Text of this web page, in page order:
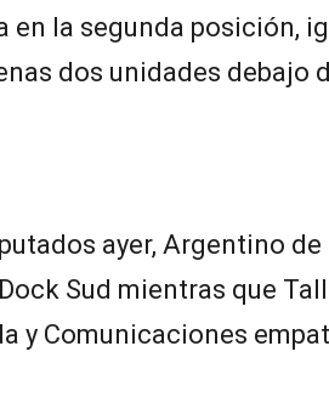
en la segunda posición,
dos unidades debajo
ayer, Argentino
Sud mientras que
y Comunicaciones